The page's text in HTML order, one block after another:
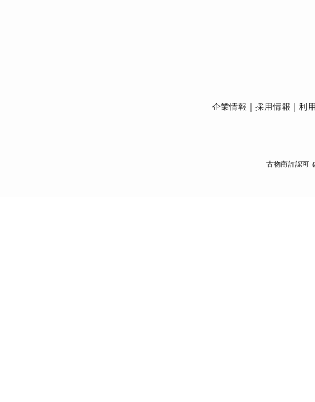
企業情報 採用情報 利
古物商許認可